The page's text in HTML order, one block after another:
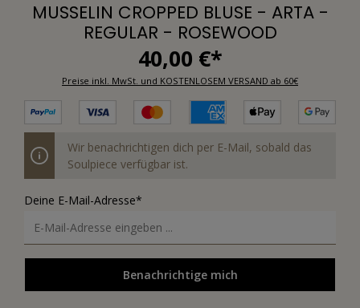
MUSSELIN CROPPED BLUSE - ARTA -
REGULAR - ROSEWOOD
40,00 €*
Preise inkl. MwSt. und KOSTENLOSEM VERSAND ab 60€
Wir benachrichtigen dich per E-Mail, sobald das
Soulpiece verfügbar ist.
Deine E-Mail-Adresse*
Benachrichtige mich